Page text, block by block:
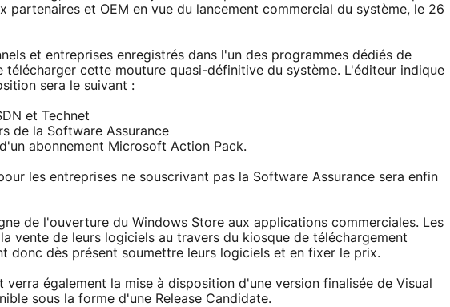
partenaires et OEM en vue du lancement commercial du système, le 26
et entreprises enregistrés dans l'un des programmes dédiés de
cette mouture quasi-définitive du système. L'éditeur indique
sera le suivant :
et Technet
de la Software Assurance
abonnement Microsoft Action Pack.
les entreprises ne souscrivant pas la Software Assurance sera enfin
de l'ouverture du Windows Store aux applications commerciales. Les
vente de leurs logiciels au travers du kiosque de téléchargement
donc dès présent soumettre leurs logiciels et en fixer le prix.
verra également la mise à disposition d'une version finalisée de Visual
sous la forme d'une Release Candidate.